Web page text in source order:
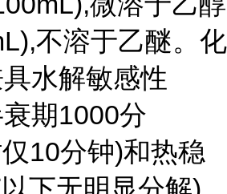
不溶于乙醚。化
水解敏感性
期1000分
10分钟)和热稳